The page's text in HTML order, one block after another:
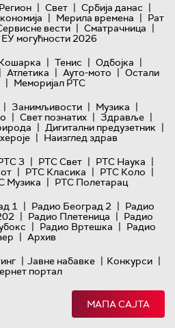
Регион | Свет | Србија данас |
| Мерила времена | Рат
вести | Сматрачница |
ЕУ могућности 2026
| Тенис | Одбојка |
| Атлетика | Ауто-мото | Остали
| Меморијал РТС
| Занимљивости | Музика |
| Свет познатих | Здравље |
| Дигитални предузетник |
| Наизглед здрав
3 | РТС Свет | РТС Наука |
| РТС Класика | РТС Коло |
Музика | РТС Полетарац
1 | Радио Београд 2 | Радио
| Радио Плетеница | Радио
| Радио Вртешка | Радио
| Архив
| Јавне набавке | Конкурси |
портал
МАПА САЈТА